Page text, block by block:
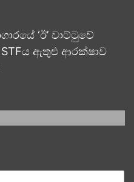
‘ඊ’ වාට්ටුවේ
ඇතුළු ආරක්ෂාව